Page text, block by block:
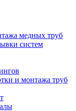
медных труб
систем
и монтажа труб